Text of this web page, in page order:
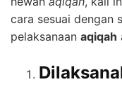
cara sesuai dengan
pelaksanaan aqiqah